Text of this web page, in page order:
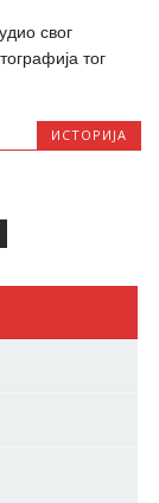
свог
тог
ИСТОРИЈА